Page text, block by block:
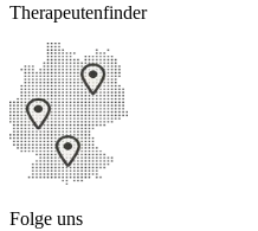
Therapeutenfinder
Folge uns